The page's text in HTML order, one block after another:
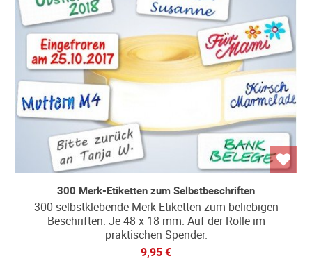
300 Merk-Etiketten zum Selbstbeschriften
300 selbstklebende Merk-Etiketten zum beliebigen
Beschriften. Je 48 x 18 mm. Auf der Rolle im
praktischen Spender.
9,95 €